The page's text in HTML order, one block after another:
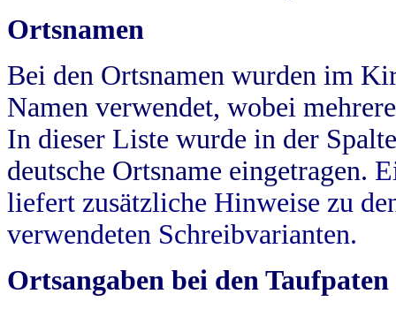
Ortsnamen
Bei den Ortsnamen wurden im
Namen verwendet, wobei
In dieser Liste wurde in der
deutsche Ortsname eingetragen.
liefert zusätzliche Hinweise zu
verwendeten Schreibvarianten.
Ortsangaben bei den Taufpaten